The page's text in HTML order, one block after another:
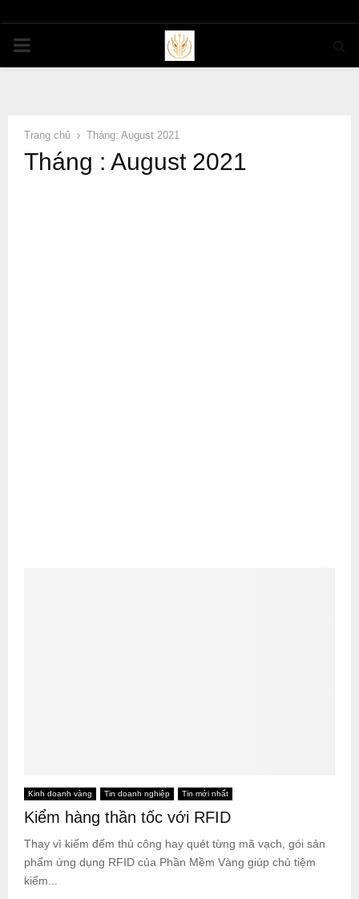
PRIMARY
Trang chủ Tháng: August 2021
Tháng : August 2021
Kinh doanh vàng Tin doanh nghiệp Tin mới nhất
Kiểm hàng thần tốc với RFID
Thay vì kiểm đếm thủ công hay quét từng mã vạch, gói sản
phẩm ứng dụng RFID của Phần Mềm Vàng giúp chủ tiệm
kiểm...